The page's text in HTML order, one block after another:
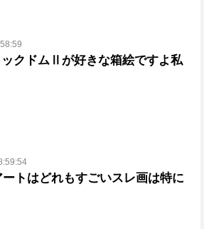
クドムⅡが好きな箱絵ですよ私
トはどれもすごいスレ画は特に